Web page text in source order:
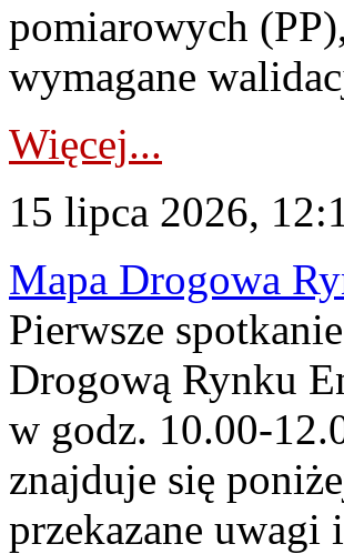
pomiarowych
wymagane
Więcej...
15 lipca 2026,
Mapa Drogowa
Pierwsze
Drogową Rynku
w godz. 10.00-
znajduje się
przekazane